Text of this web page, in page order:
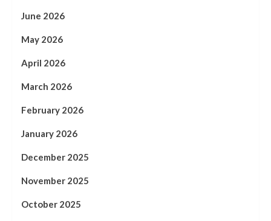
June 2026
May 2026
April 2026
March 2026
February 2026
January 2026
December 2025
November 2025
October 2025